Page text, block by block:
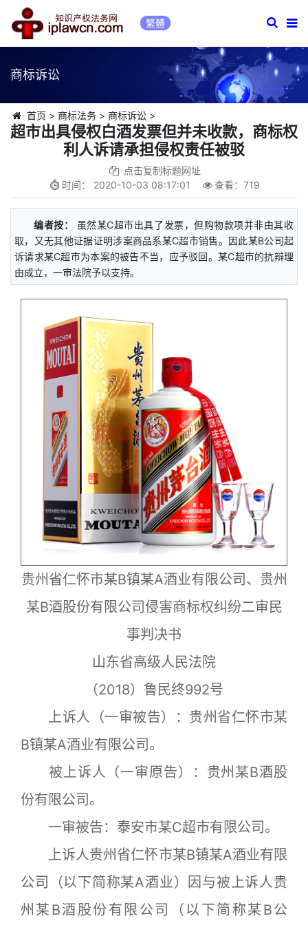
繁體
商标诉讼
首页 > 商标法务> 商标诉讼>
超市出具侵权白酒发票但并未收款，商标权
利人诉请承担侵权责任被驳
点击复制标题网址
时间： 2020-10-03 08:17:01 查看：719
编者按：
虽然某C超市出具了发票，但购物款项并非由其收
取，又无其他证据证明涉案商品系某C超市销售。因此某B公司起
诉请求某C超市为本案的被告不当，应予驳回。某C超市的抗辩理
由成立，一审法院予以支持。
贵州省仁怀市某B镇某A酒业有限公司、贵州
某B酒股份有限公司侵害商标权纠纷二审民
事判决书
山东省高级人民法院
（2018）鲁民终992号
上诉人（一审被告）：贵州省仁怀市某
B镇某A酒业有限公司。
被上诉人（一审原告）：贵州某B酒股
份有限公司。
一审被告：泰安市某C超市有限公司。
上诉人贵州省仁怀市某B镇某A酒业有限
公司（以下简称某A酒业）因与被上诉人贵
州某B酒股份有限公司（以下简称某B公